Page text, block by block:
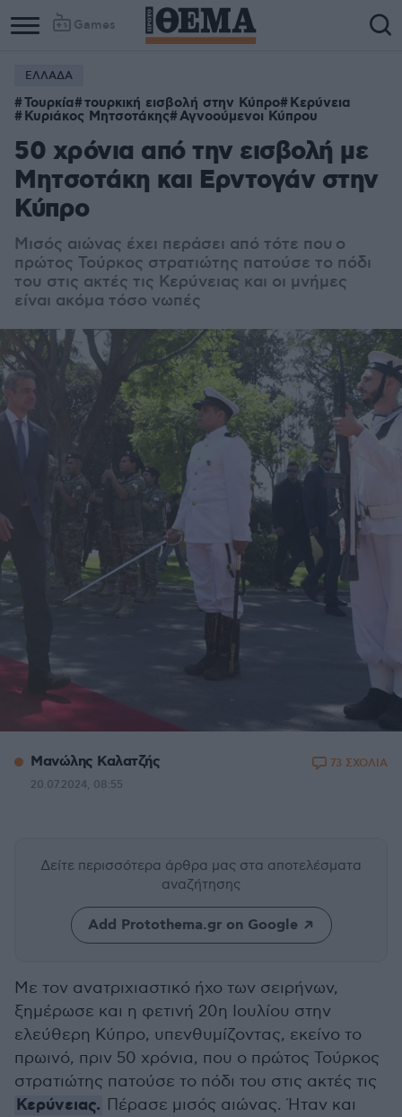
Games
ΕΛΛΑΔΑ
Τουρκία τουρκική εισβολή στην Κύπρο Κερύνεια
Κυριάκος Μητσοτάκης Αγνοούμενοι Κύπρου
50 χρόνια από την εισβολή με
Μητσοτάκη και Ερντογάν στην
Κύπρο
Μισός αιώνας έχει περάσει από τότε που ο
πρώτος Τούρκος στρατιώτης πατούσε το πόδι
του στις ακτές τις Κερύνειας και οι μνήμες
είναι ακόμα τόσο νωπές
Μανώλης Καλατζής
20.07.2024, 08:55
73 ΣΧΟΛΙΑ
Δείτε περισσότερα άρθρα μας στα αποτελέσματα
αναζήτησης
Add Protothema.gr on Google
Με τον ανατριχιαστικό ήχο των σειρήνων,
ξημέρωσε και η φετινή 20η Ιουλίου στην
ελεύθερη Κύπρο, υπενθυμίζοντας, εκείνο το
πρωινό, πριν 50 χρόνια, που ο πρώτος Τούρκος
στρατιώτης πατούσε το πόδι του στις ακτές τις
Κερύνειας. Πέρασε μισός αιώνας. Ήταν και